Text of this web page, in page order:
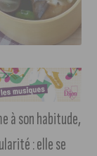
à son habitude,
: elle se